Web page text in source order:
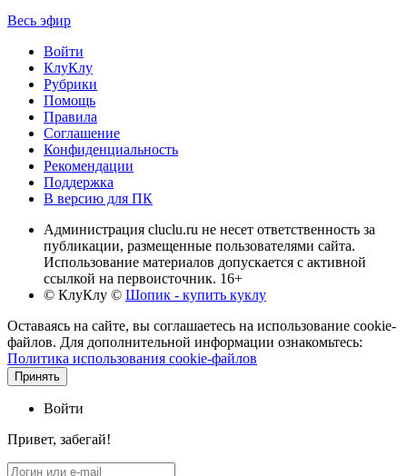
Весь эфир
Войти
КлуКлу
Рубрики
Помощь
Правила
Соглашение
Конфиденциальность
Рекомендации
Поддержка
В версию для ПК
Администрация cluclu.ru не несет ответственность за
публикации, размещенные пользователями сайта.
Использование материалов допускается с активной
ссылкой на первоисточник. 16+
© КлуКлу © Шопик - купить куклу
Оставаясь на сайте, вы соглашаетесь на использование cookie-
файлов. Для дополнительной информации ознакомьтесь:
Политика использования cookie-файлов
Принять
Войти
Привет, забегай!